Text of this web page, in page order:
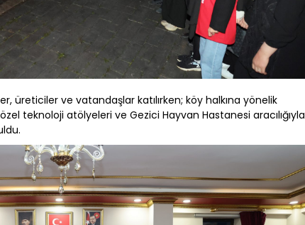
üreticiler ve vatandaşlar katılırken; köy halkına yönelik
teknoloji atölyeleri ve Gezici Hayvan Hastanesi aracılığıyla